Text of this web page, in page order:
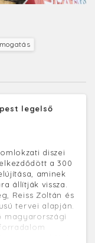
legelső
diszei
a 300
aminek
állítják vissza.
Reiss Zoltán és
tervei alapján.
magyarországi